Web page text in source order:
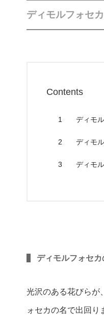
ディモルフォセカ
Contents
1 ディモ
2 ディモ
3 ディモ
ディモルフォセカ
光沢のある花びらが
ォセカの名で出回り